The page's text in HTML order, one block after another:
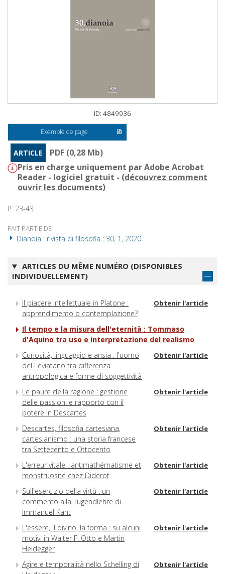
ID: 4849936
Exemple de page
ARTICLE
PDF (0,28 Mb)
Pris en charge uniquement par Adobe Acrobat
Reader - logiciel gratuit - (découvrez comment
ouvrir les documents)
P. 23-43
FAIT PARTIE DE
Dianoia : rivista di filosofia : 30, 1, 2020
ARTICLES DU MÊME NUMÉRO (DISPONIBLES
INDIVIDUELLEMENT)
Il piacere intellettuale in Platone :
apprendimento o contemplazione?
Obtenir l'article
Il tempo e la misura dell'eternità : Tommaso
d'Aquino tra uso e interpretazione del realismo
Curiosità, linguaggio e ansia : l'uomo
del Leviatano tra differenza
antropologica e forme di soggettività
Obtenir l'article
Le paure della ragione : gestione
delle passioni e rapporto con il
potere in Descartes
Obtenir l'article
Descartes, filosofia cartesiana,
cartesianismo : una storia francese
tra Settecento e Ottocento
Obtenir l'article
L'erreur vitale : antimathématisme et
monstruosité chez Diderot
Obtenir l'article
Sull'esercizio della virtù : un
commento alla Tugendlehre di
Immanuel Kant
Obtenir l'article
L'essere, il divino, la forma : su alcuni
motivi in Walter F. Otto e Martin
Heidegger
Obtenir l'article
Agire e temporalità nello Schelling di
Obtenir l'article